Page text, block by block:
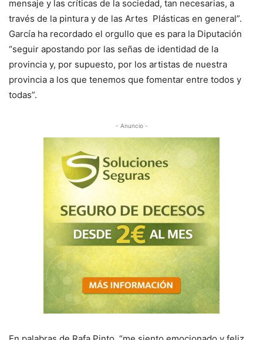
mensaje y las críticas de la sociedad, tan necesarias, a
través de la pintura y de las Artes Plásticas en general”.
García ha recordado el orgullo que es para la Diputación
“seguir apostando por las señas de identidad de la
provincia y, por supuesto, por los artistas de nuestra
provincia a los que tenemos que fomentar entre todos y
todas”.
- Anuncio -